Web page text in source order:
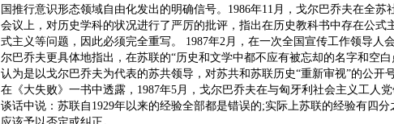
国推行意识形态领域自由化发出的明确信号。1986年11月，戈尔巴乔夫在全苏
会议上，对历史学科的状况进行了严厉的批评，指出在历史教科书中存在公式
式主义等问题，因此必须完全重写。 1987年2月，在一次全国宣传工作领导人
尔巴乔夫更具体地指出，在苏联的“历史和文学中都不应有被忘却的名字和空
认为是以戈尔巴乔夫为代表的苏共领导，对苏共和苏联历史“重新审视”的公开
在《大失败》一书中透露，1987年5月，戈尔巴乔夫在与匈牙利社会主义工人
谈话中说：苏联自1929年以来的经验全部都是错误的;实际上苏联的经验有四分